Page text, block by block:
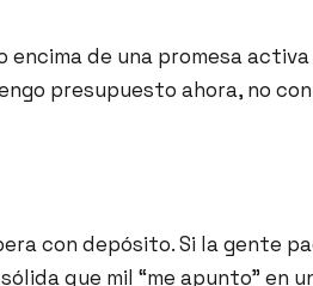
encima de una promesa
presupuesto ahora, no
con depósito. Si la gente
que mil “me apunto” en